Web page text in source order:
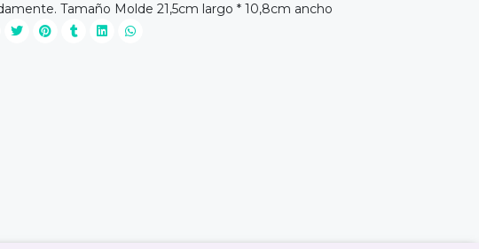
Tamaño Molde 21,5cm largo * 10,8cm ancho